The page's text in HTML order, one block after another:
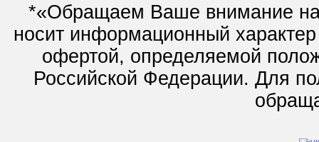
*«Обращаем Ваше внимание на
носит информационный
офертой, определяемой
Российской Федерации. Для